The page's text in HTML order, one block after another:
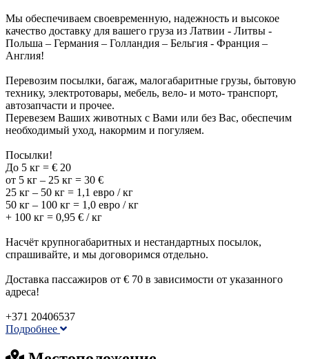
Мы обеспечиваем своевременную, надежность и высокое
качество доставку для вашего груза из Латвии - Литвы -
Польша – Германия – Голландия – Бельгия - Франция –
Англия!
Перевозим посылки, багаж, мaлoгaбaритные грузы, бытовую
технику, электротовары, мебель, вело- и мото- транспорт,
автозапчасти и прочее.
Перевезем Ваших животных с Вами или без Вас, обеспечим
необходимый уход, накормим и погуляем.
Посылки!
До 5 кг = € 20
от 5 кг – 25 кг = 30 €
25 кг – 50 кг = 1,1 евро / кг
50 кг – 100 кг = 1,0 евро / кг
+ 100 кг = 0,95 € / кг
Насчёт крупногабаритных и нестандартных посылок,
спрашивайте, и мы договоримся отдельно.
Доставка пассажиров от € 70 в зависимости от указанного
адреса!
+371 20406537
Подробнее